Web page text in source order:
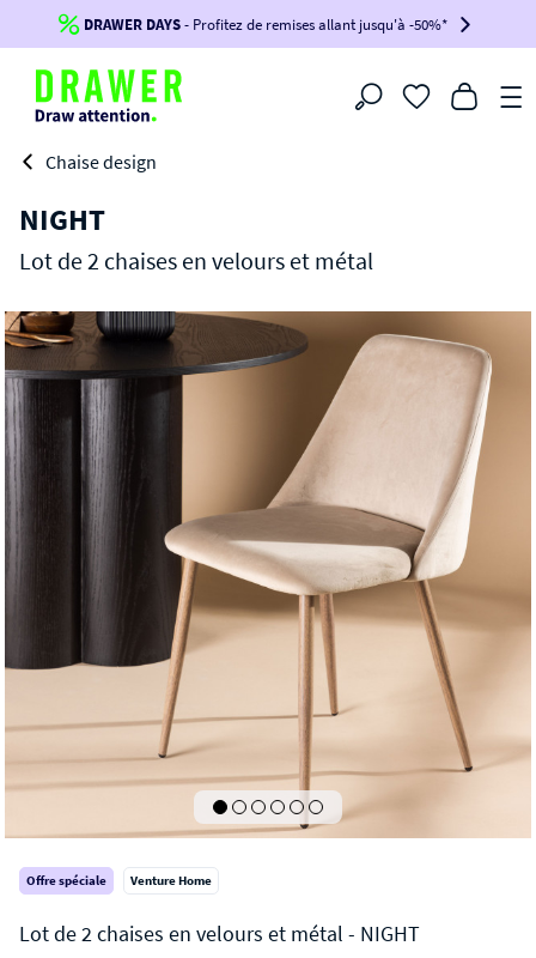
Jusqu'à-100€*sur votre commande !
BIKINI100
-voir conditions en bas de page-
DRAWER DAYS- Profitez de remises allant jusqu'à -50%*
Filtrer
Chaise design
NIGHT
Lot de 2 chaises en velours et métal
Offre spéciale Venture Home